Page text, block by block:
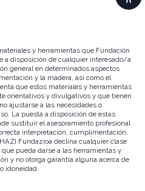
y herramientas que Fundación
a disposición de cualquier interesado/a
general en determinados aspectos
y la madera, así como el
que estos materiales y herramientas
orientativos y divulgativos y que tienen
ajustarse a las necesidades o
La puesta a disposición de estas
sustituir el asesoramiento profesional
interpretación, cumplimentación,
Fundazioa declina cualquier clase
pueda darse a las herramientas y
y no otorga garantía alguna acerca de
idoneidad.